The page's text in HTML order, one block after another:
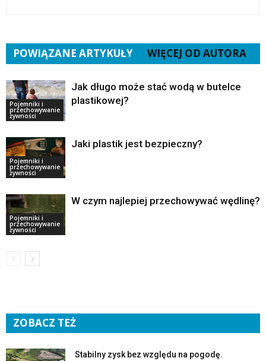
POWIĄZANE ARTYKUŁY WIĘCEJ OD AUTORA
Pojemniki i
przechowywanie
żywności
Jak długo może stać wodą w butelce
plastikowej?
Pojemniki i
przechowywanie
żywności
Jaki plastik jest bezpieczny?
Pojemniki i
przechowywanie
żywności
W czym najlepiej przechowywać wędlinę?
ZOBACZ TEŻ
Stabilny zysk bez względu na pogodę.